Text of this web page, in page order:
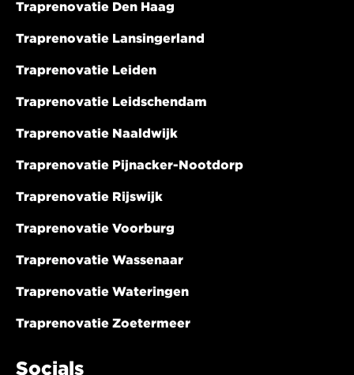
Traprenovatie Den Haag
Traprenovatie Lansingerland
Traprenovatie Leiden
Traprenovatie Leidschendam
Traprenovatie Naaldwijk
Traprenovatie Pijnacker-Nootdorp
Traprenovatie Rijswijk
Traprenovatie Voorburg
Traprenovatie Wassenaar
Traprenovatie Wateringen
Traprenovatie Zoetermeer
Socials